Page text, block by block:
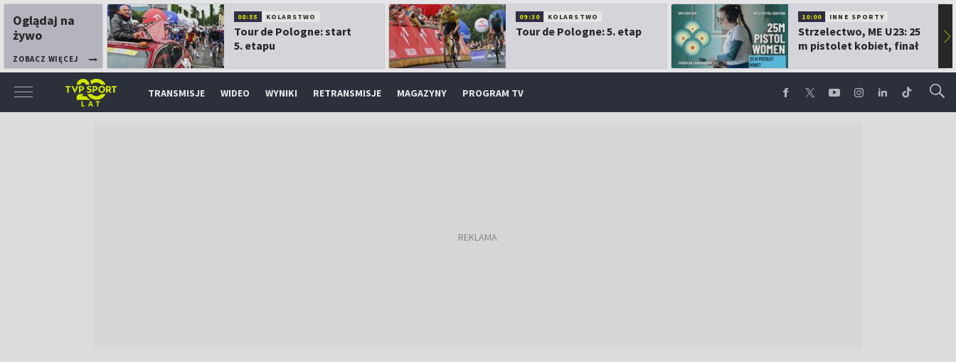
Oglądaj na
żywo
ZOBACZ WIĘCEJ
08:55 KOLARSTWO
Tour de Pologne: start
5. etapu
09:30 KOLARSTWO
Tour de Pologne: 5. etap
10:00 INNE SPORTY
Strzelectwo, ME U23: 25
m pistolet kobiet, finał
▶
TRANSMISJE WIDEO WYNIKI RETRANSMISJE MAGAZYNY PROGRAM TV